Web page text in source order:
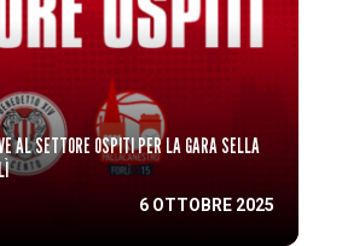
6 OTTOBRE 2025
AL SETTORE OSPITI PER LA GARA SELLA